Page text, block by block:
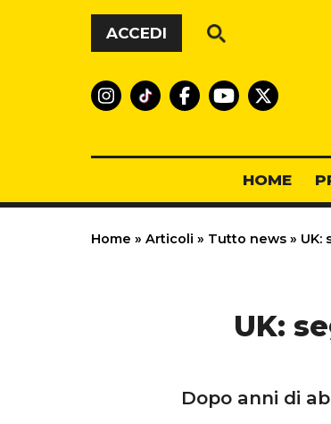
Vai al contenuto
ACCEDI
HOME
Home » Articoli » Tutto news » UK:
UK:
Dopo anni di